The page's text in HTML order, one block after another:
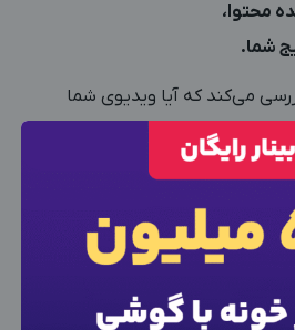
محتوا،
شما.
می‌کند که آیا ویدیوی شما
یا نه. اگر بله، احتمال وایرال‌شدن آن
زمان ریلز اینستاگرام چقدر است؟
برای استوری
شما پیامک خواهد شد